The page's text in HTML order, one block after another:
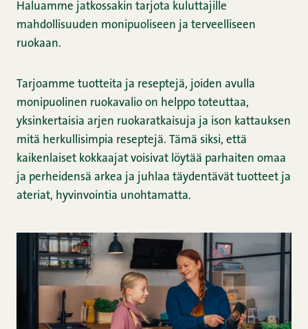
Haluamme jatkossakin tarjota kuluttajille
mahdollisuuden monipuoliseen ja terveelliseen
ruokaan.
Tarjoamme tuotteita ja reseptejä, joiden avulla
monipuolinen ruokavalio on helppo toteuttaa,
yksinkertaisia arjen ruokaratkaisuja ja ison kattauksen
mitä herkullisimpia reseptejä. Tämä siksi, että
kaikenlaiset kokkaajat voisivat löytää parhaiten omaa
ja perheidensä arkea ja juhlaa täydentävät tuotteet ja
ateriat, hyvinvointia unohtamatta.